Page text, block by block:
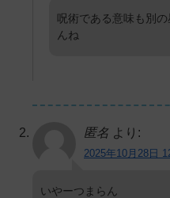
呪術である意味も別
んね
匿名 より:
2025年10月28日
いやーつまらん